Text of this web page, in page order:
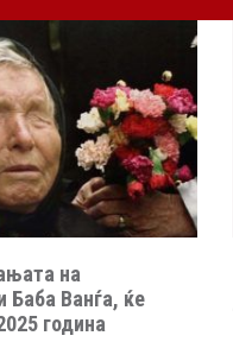
на
Баба Ванѓа, ќе
година